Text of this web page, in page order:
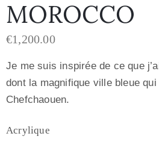
MOROCCO
€1,200.00
Je me suis inspirée de ce que
dont la magnifique ville bleue
Chefchaouen.
Acrylique